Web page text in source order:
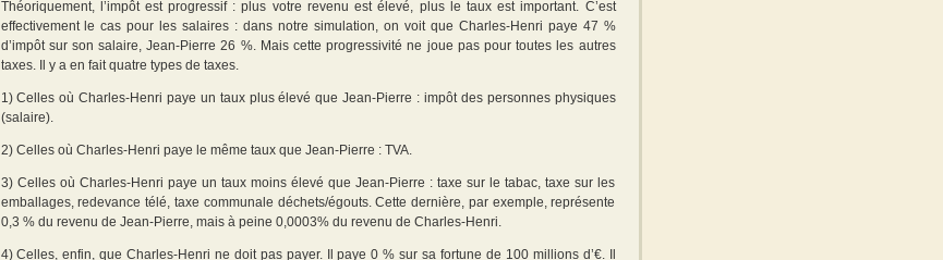
Théoriquement, l’impôt est progressif : plus votre revenu est élevé, plus le taux est important. C’est
effectivement le cas pour les salaires : dans notre simulation, on voit que Charles-Henri paye 47 %
d’impôt sur son salaire, Jean-Pierre 26 %. Mais cette progressivité ne joue pas pour toutes les autres
taxes. Il y a en fait quatre types de taxes.
1) Celles où Charles-Henri paye un taux plus élevé que Jean-Pierre : impôt des personnes physiques
(salaire).
2) Celles où Charles-Henri paye le même taux que Jean-Pierre : TVA.
3) Celles où Charles-Henri paye un taux moins élevé que Jean-Pierre : taxe sur le tabac, taxe sur les
emballages, redevance télé, taxe communale déchets/égouts. Cette dernière, par exemple, représente
0,3 % du revenu de Jean-Pierre, mais à peine 0,0003% du revenu de Charles-Henri.
4) Celles, enfin, que Charles-Henri ne doit pas payer. Il paye 0 % sur sa fortune de 100 millions d’€. Il